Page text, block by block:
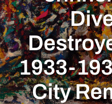
About
Donate
1933-
City